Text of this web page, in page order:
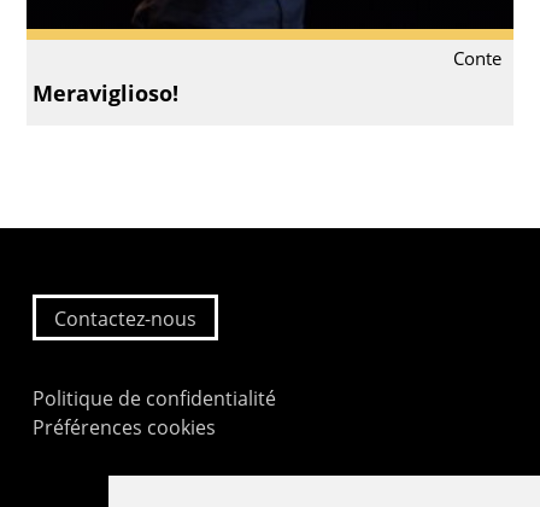
Conte
Meraviglioso!
Contactez-nous
Politique de confidentialité
Préférences cookies